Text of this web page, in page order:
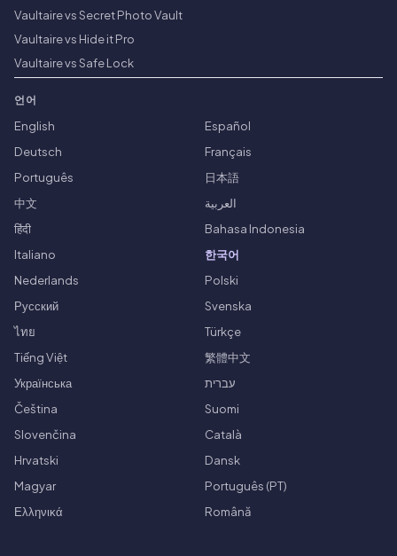
Vaultaire vs Secret Photo Vault
Vaultaire vs Hide it Pro
Vaultaire vs Safe Lock
언어
English
Español
Deutsch
Français
Português
日本語
中文
العربية
हिंदी
Bahasa Indonesia
Italiano
한국어
Nederlands
Polski
Русский
Svenska
ไทย
Türkçe
Tiếng Việt
繁體中文
Українська
עברית
Čeština
Suomi
Slovenčina
Català
Hrvatski
Dansk
Magyar
Português (PT)
Ελληνικά
Română